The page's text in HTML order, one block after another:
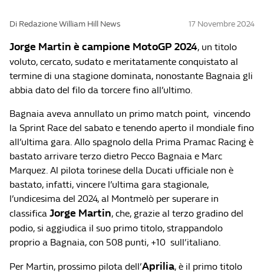
Di Redazione William Hill News 17 Novembre 2024
Jorge Martin è campione MotoGP 2024, un titolo
voluto, cercato, sudato e meritatamente conquistato al
termine di una stagione dominata, nonostante Bagnaia gli
abbia dato del filo da torcere fino all’ultimo.
Bagnaia aveva annullato un primo match point, vincendo
la Sprint Race del sabato e tenendo aperto il mondiale fino
all’ultima gara. Allo spagnolo della Prima Pramac Racing è
bastato arrivare terzo dietro Pecco Bagnaia e Marc
Marquez. Al pilota torinese della Ducati ufficiale non è
bastato, infatti, vincere l’ultima gara stagionale,
l’undicesima del 2024, al Montmelò per superare in
classifica Jorge Martin, che, grazie al terzo gradino del
podio, si aggiudica il suo primo titolo, strappandolo
proprio a Bagnaia, con 508 punti, +10 sull’italiano.
Per Martin, prossimo pilota dell’Aprilia, è il primo titolo